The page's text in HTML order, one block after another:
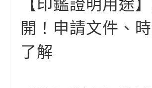
【印鑑證明用途
開！申請文件、
了解